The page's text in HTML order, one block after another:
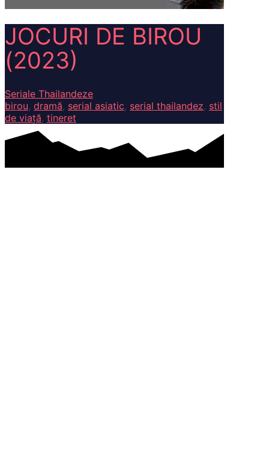
JOCURI DE BIROU
(2023)
Seriale Thailandeze
birou, dramă, serial asiatic, serial thailandez, stil
de viață, tineret